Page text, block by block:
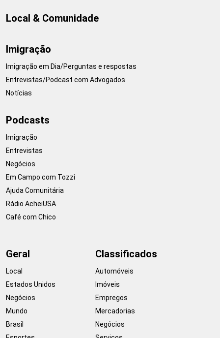
Local & Comunidade
Imigração
Imigração em Dia/Perguntas e respostas
Entrevistas/Podcast com Advogados
Notícias
Podcasts
Imigração
Entrevistas
Negócios
Em Campo com Tozzi
Ajuda Comunitária
Rádio AcheiUSA
Café com Chico
Geral
Local
Estados Unidos
Negócios
Mundo
Brasil
Classificados
Automóveis
Imóveis
Empregos
Mercadorias
Negócios